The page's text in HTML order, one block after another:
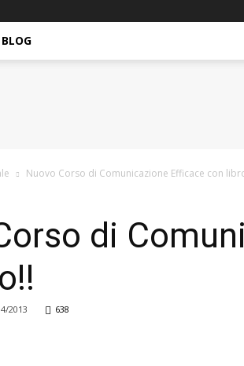
BLOG
Nuovo Corso di Comunicazione Efficace con
di
2013 638